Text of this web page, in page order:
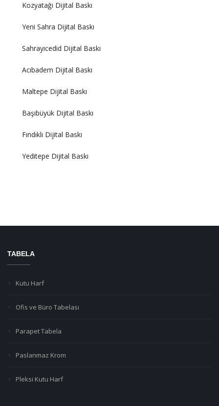
Kozyatağı Dijital Baskı
Yeni Sahra Dijital Baskı
Sahrayıcedid Dijital Baskı
Acıbadem Dijital Baskı
Maltepe Dijital Baskı
Başıbüyük Dijital Baskı
Fındıklı Dijital Baskı
Yeditepe Dijital Baskı
TABELA
Kutu Harf
Ofis ve Büro Tabelası
Parapet Tabela
Paslanmaz Krom
Pleksi Kutu Harf